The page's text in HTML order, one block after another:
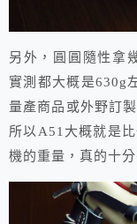
另外，圓圓隨性拿
實測都大概是630g
量產商品或外野訂
所以A51大概就是
機的重量，真的十